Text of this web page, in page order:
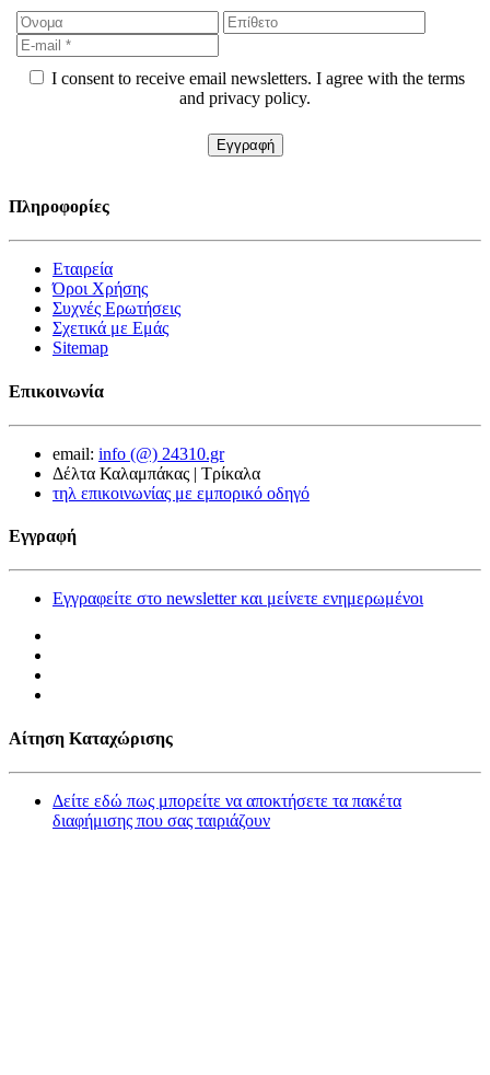
I consent to receive email newsletters. I agree with the terms
and privacy policy.
Πληροφορίες
Εταιρεία
Όροι Χρήσης
Συχνές Ερωτήσεις
Σχετικά με Εμάς
Sitemap
Επικοινωνία
email: info (@) 24310.gr
Δέλτα Καλαμπάκας | Τρίκαλα
τηλ επικοινωνίας με εμπορικό οδηγό
Εγγραφή
Εγγραφείτε στο newsletter και μείνετε ενημερωμένοι
Αίτηση Καταχώρισης
Δείτε εδώ πως μπορείτε να αποκτήσετε τα πακέτα
διαφήμισης που σας ταιριάζουν